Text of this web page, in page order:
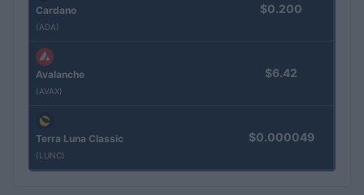
Cardano
(ADA)
$0.200
Avalanche
(AVAX)
$6.42
Terra Luna Classic
(LUNC)
$0.000049